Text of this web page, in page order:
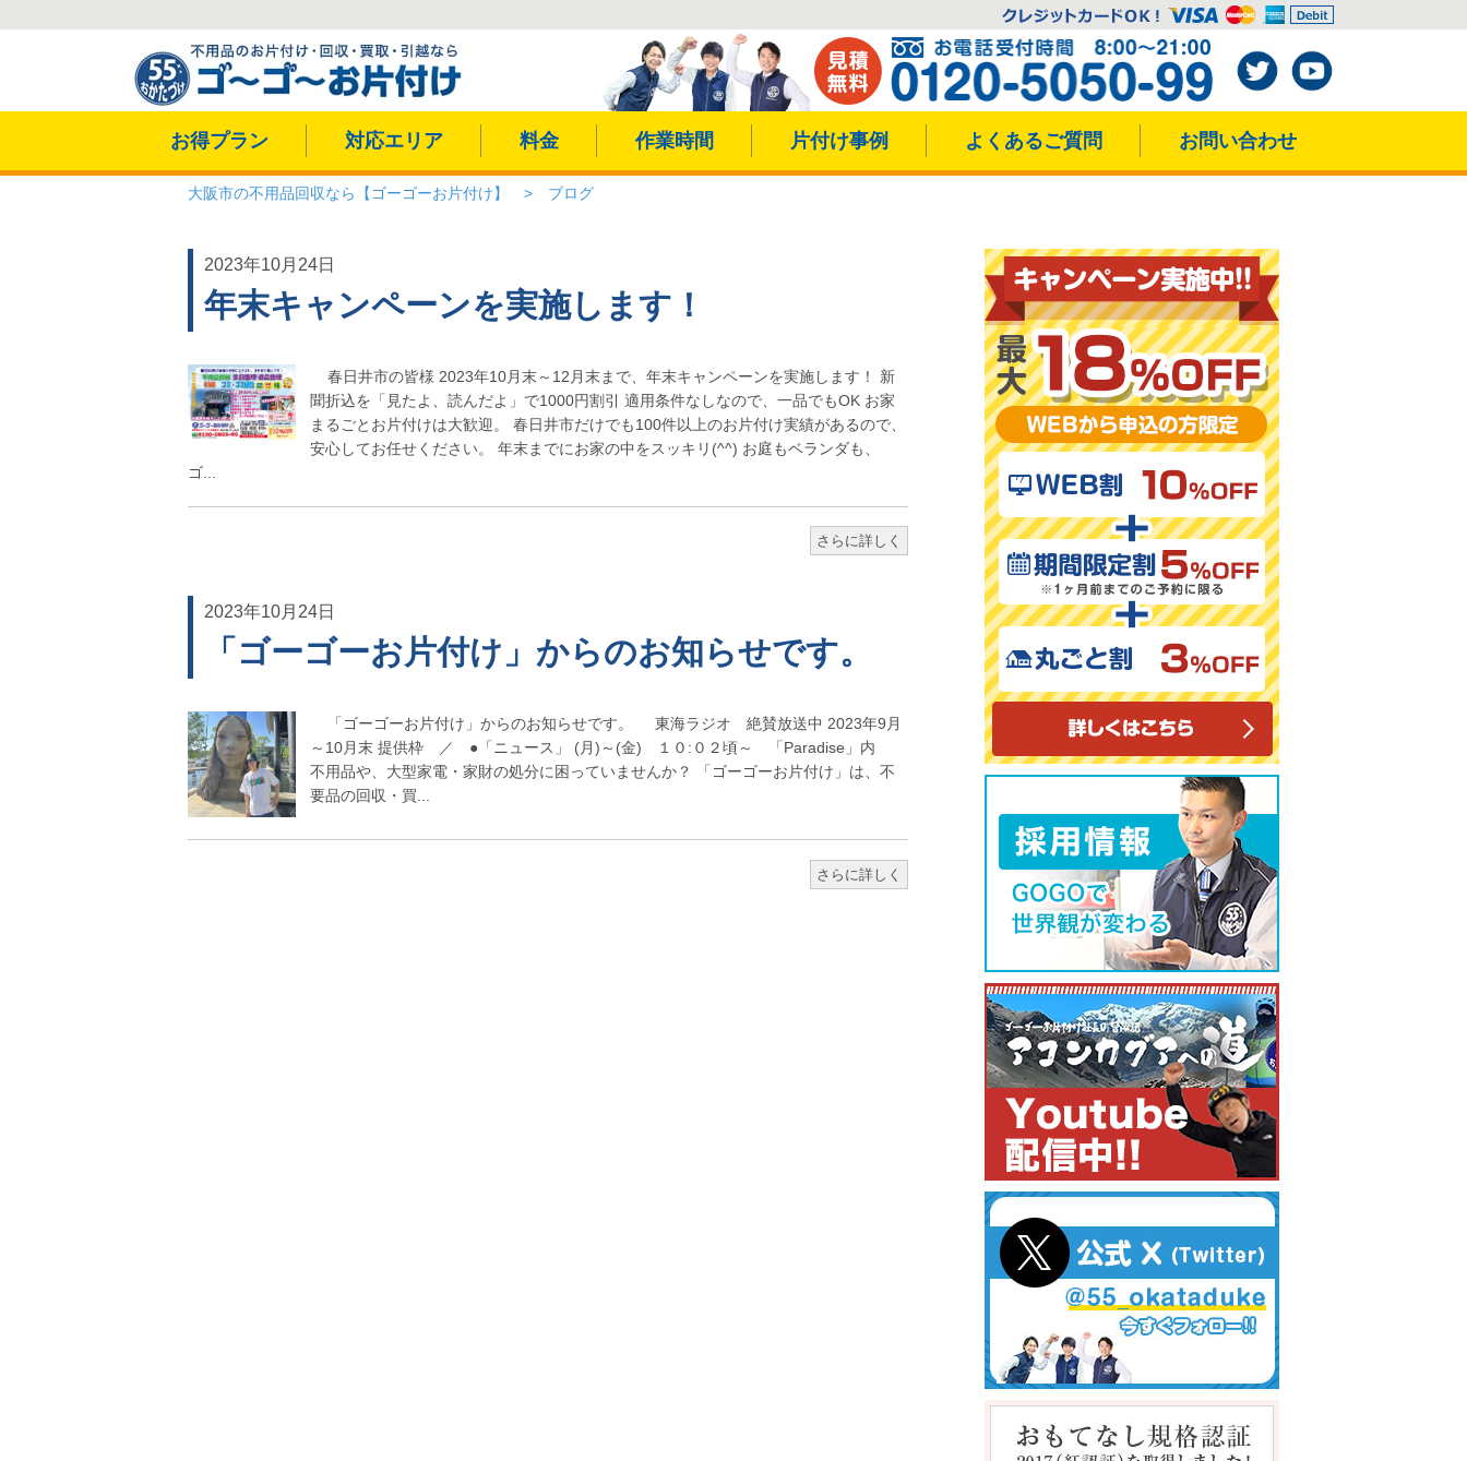
お得プラン 対応エリア 料金 作業時間 片付け事例 よくあるご質問 お問い合わせ
大阪市の不用品回収なら【ゴーゴーお片付け】 > ブログ
2023年10月24日
年末キャンペーンを実施します！
春日井市の皆様 2023年10月末～12月末まで、年末キャンペーンを実施します！ 新
聞折込を「見たよ、読んだよ」で1000円割引 適用条件なしなので、一品でもOK お家
まるごとお片付けは大歓迎。 春日井市だけでも100件以上のお片付け実績があるので、
安心してお任せください。 年末までにお家の中をスッキリ(^^) お庭もベランダも、
ゴ...
さらに詳しく
2023年10月24日
「ゴーゴーお片付け」からのお知らせです。
「ゴーゴーお片付け」からのお知らせです。 東海ラジオ 絶賛放送中 2023年9月
～10月末 提供枠 ／ ●「ニュース」 (月)～(金) １０:０２頃～ 「Paradise」内
不用品や、大型家電・家財の処分に困っていませんか？ 「ゴーゴーお片付け」は、不
要品の回収・買...
さらに詳しく